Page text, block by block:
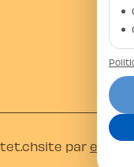
site par